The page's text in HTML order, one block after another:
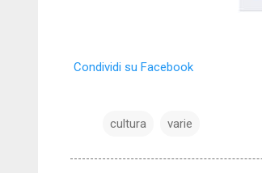
Condividi su Facebook
cultura varie